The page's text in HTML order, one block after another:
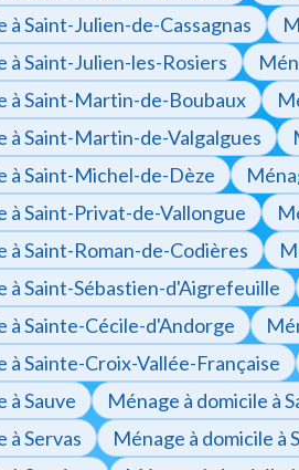
à Saint-Julien-de-Cassagnas
à Saint-Julien-les-Rosiers
à Saint-Martin-de-Boubaux
à Saint-Martin-de-Valgalgues
à Saint-Michel-de-Dèze
à Saint-Privat-de-Vallongue
à Saint-Roman-de-Codières
à Saint-Sébastien-d'Aigrefeuille
à Sainte-Cécile-d'Andorge
à Sainte-Croix-Vallée-Française
à Sauve
Ménage à domicile à
à Servas
Ménage à domicile à